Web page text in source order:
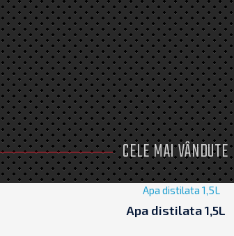
CELE MAI VÂNDUTE
Apa distilata 1,5L